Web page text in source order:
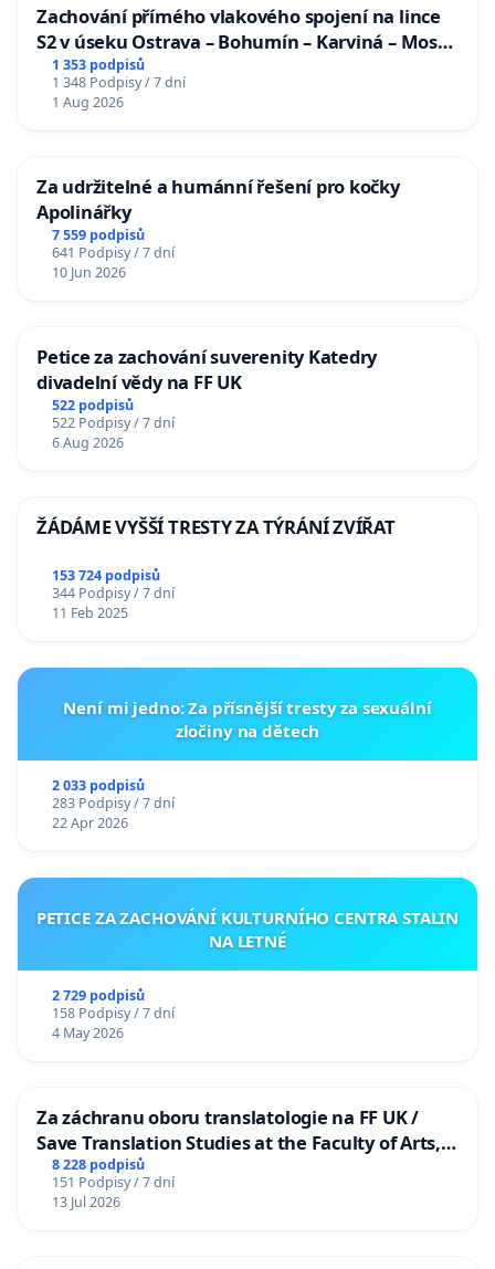
Zachování přímého vlakového spojení na lince
S2 v úseku Ostrava – Bohumín – Karviná – Mosty
u Jablunkova
1 353 podpisů
1 348 Podpisy / 7 dní
1 Aug 2026
Za udržitelné a humánní řešení pro kočky
Apolinářky
7 559 podpisů
641 Podpisy / 7 dní
10 Jun 2026
Petice za zachování suverenity Katedry
divadelní vědy na FF UK
522 podpisů
522 Podpisy / 7 dní
6 Aug 2026
ŽÁDÁME VYŠŠÍ TRESTY ZA TÝRÁNÍ ZVÍŘAT
153 724 podpisů
344 Podpisy / 7 dní
11 Feb 2025
Není mi jedno: Za přísnější tresty za sexuální
zločiny na dětech
2 033 podpisů
283 Podpisy / 7 dní
22 Apr 2026
PETICE ZA ZACHOVÁNÍ KULTURNÍHO CENTRA STALIN
NA LETNÉ
2 729 podpisů
158 Podpisy / 7 dní
4 May 2026
Za záchranu oboru translatologie na FF UK /
Save Translation Studies at the Faculty of Arts,
Charles University
8 228 podpisů
151 Podpisy / 7 dní
13 Jul 2026